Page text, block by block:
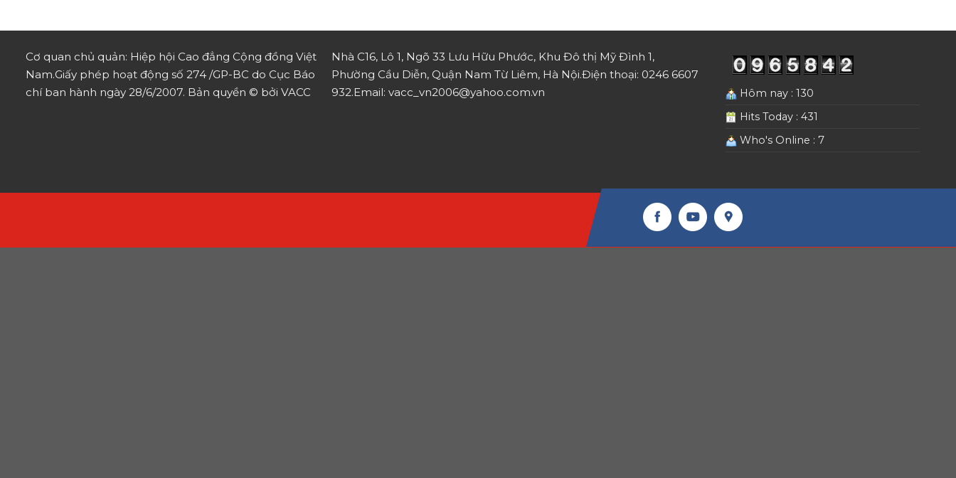
Cơ quan chủ quản: Hiệp hội Cao đẳng Cộng đồng Việt
Nam.Giấy phép hoạt động số 274 /GP-BC do Cục Báo
chí ban hành ngày 28/6/2007. Bản quyền © bởi VACC
Nhà C16, Lô 1, Ngõ 33 Lưu Hữu Phước, Khu Đô thị Mỹ Đình 1,
Phường Cầu Diễn, Quận Nam Từ Liêm, Hà Nội.Điện thoại: 0246 6607
932.Email: vacc_vn2006@yahoo.com.vn
Hôm nay : 130
Hits Today : 431
Who's Online : 7